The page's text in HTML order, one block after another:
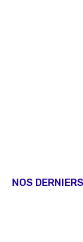
NOS